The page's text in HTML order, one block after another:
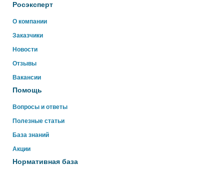
Росэксперт
О компании
Заказчики
Новости
Отзывы
Вакансии
Помощь
Вопросы и ответы
Полезные статьи
База знаний
Акции
Нормативная база
Здравствуйте!
Свяжитесь с нами через WhatsApp нажав на кнопку